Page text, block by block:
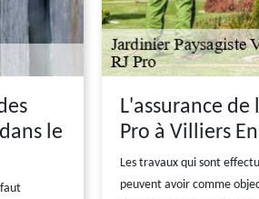
le
L'assurance de
Pro à Villiers
Les travaux qui sont
peuvent avoir comme